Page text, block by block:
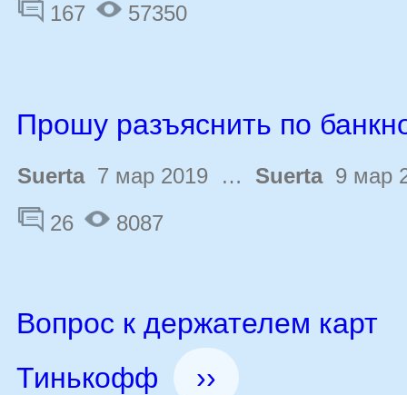
167
57350
Прошу разъяснить по
Suerta7 мар 2019 … Suerta9 мар
26
8087
Вопрос к держателем карт
Тинькофф
››